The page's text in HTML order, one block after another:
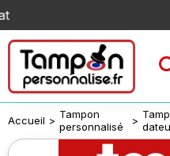
Accueil > Tampon
personnalisé
>